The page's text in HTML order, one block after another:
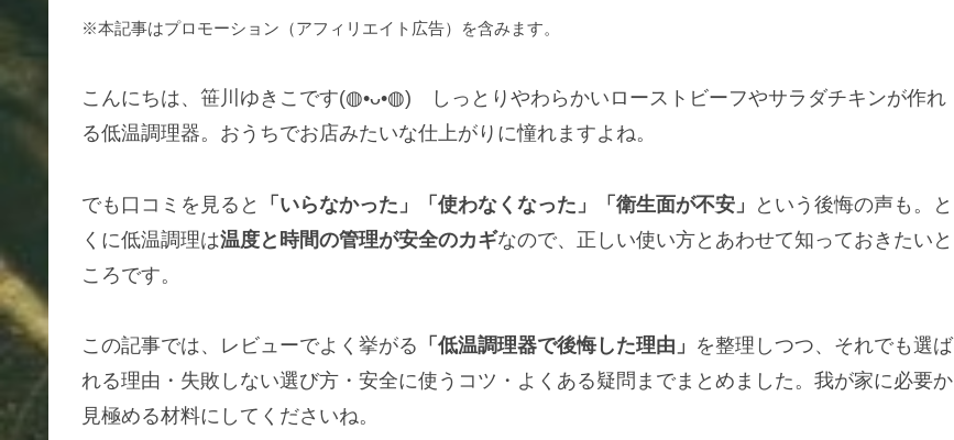
※本記事はプロモーション（アフィリエイト広告）を含みます。
こんにちは、笹川ゆきこです(◍•ᴗ•◍) しっとりやわらかいローストビーフやサラダチキンが作れ
る低温調理器。おうちでお店みたいな仕上がりに憧れますよね。
でも口コミを見ると 「いらなかった」「使わなくなった」「衛生面が不安」
という後悔の声も。と
くに低温調理は温度と時間の管理が安全のカギなので、正しい使い方とあわせて知っておきたいと
ころです。
この記事では、レビューでよく挙がる 「低温調理器で後悔した理由」 を整理しつつ、それでも選ば
れる理由・失敗しない選び方・安全に使うコツ・よくある疑問までまとめました。我が家に必要か
見極める材料にしてくださいね。